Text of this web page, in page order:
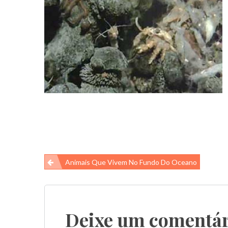
Navegação
de
Animais Que Vivem No Fundo Do Oceano
Deixe um